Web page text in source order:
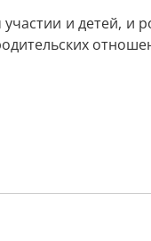
и детей,